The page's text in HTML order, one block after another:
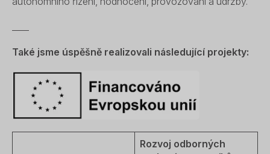
Také jsme úspěšně realizovali následující projekty:
Rozvoj odborných